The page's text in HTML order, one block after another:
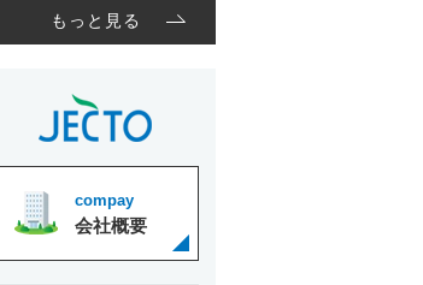
もっと見る
compay
会社概要